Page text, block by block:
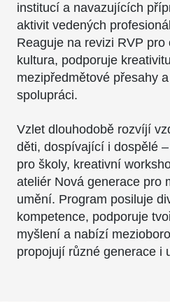
institucí a navazujících
aktivit vedených
Reaguje na revizi RVP
kultura, podporuje
mezipředmětové přesahy
spolupráci.
Vzlet dlouhodobě rozvíjí
děti, dospívající i dospělé
pro školy, kreativní
ateliér Nová generace pro
umění. Program posiluje
kompetence, podporuje
myšlení a nabízí
propojují různé generace i